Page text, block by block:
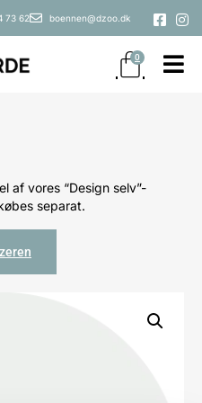
73 62 boennen@dzoo.dk
0
af vores “Design selv”-
separat.